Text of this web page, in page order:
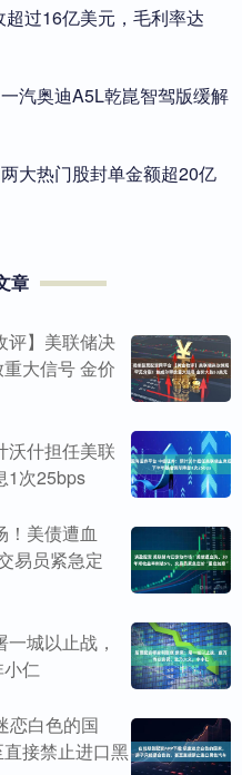
过16亿美元，毛利率达
汽奥迪A5L乾崑智驾版缓解
大热门股封单金额超20亿
章
评】美联储决
大信号 金价
沃什担任美联
1次25bps
！美债遭血
易员紧急定
城以止战，
仁
恋白色的国
接禁止进口黑